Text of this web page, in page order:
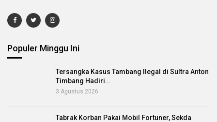
Populer Minggu Ini
Tersangka Kasus Tambang Ilegal di Sultra Anton
Timbang Hadiri…
3 Agustus 2026
Tabrak Korban Pakai Mobil Fortuner, Sekda